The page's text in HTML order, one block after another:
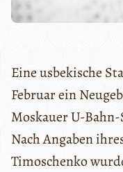
Eine usbekische
Februar ein
Moskauer U-
Nach Angaben
Timoschenko